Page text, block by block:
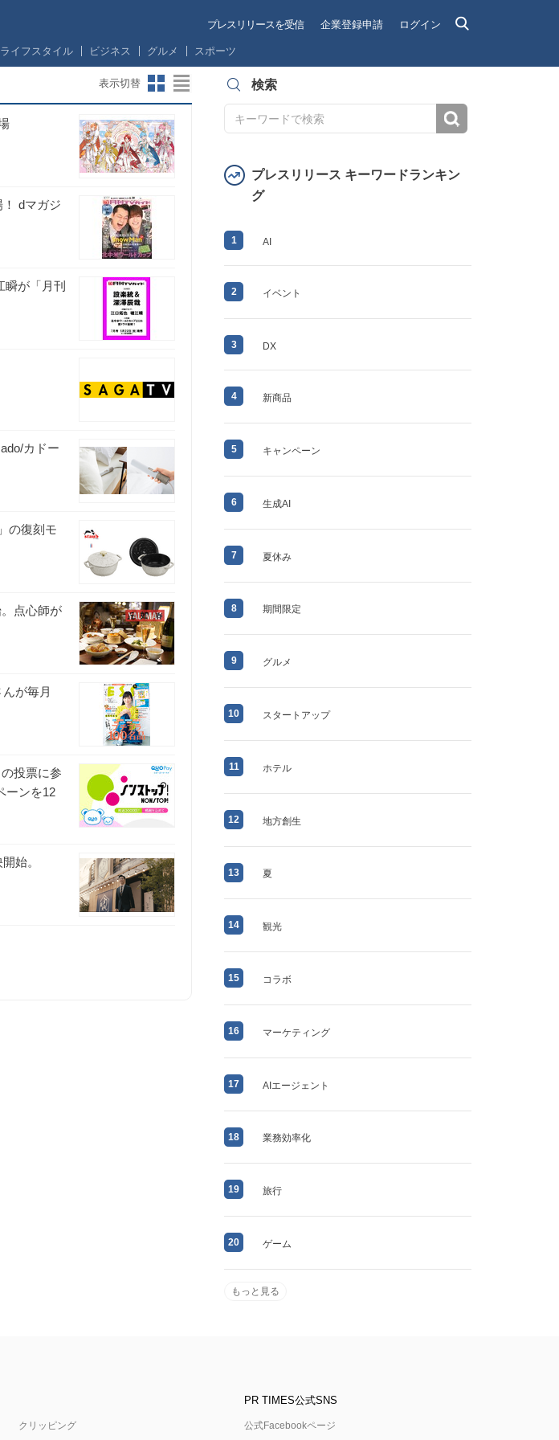
プレスリリースを受信 企業登録申請 ログイン
ライフスタイル ビジネス グルメ スポーツ
表示切替
dマガジ
が「月刊
カドー
の復刻モ
点心師が
が毎月
投票に参
ーンを12
始。
検索
プレスリリース キーワードランキン
グ
1 AI
2 イベント
3 DX
4 新商品
5 キャンペーン
6 生成AI
7 夏休み
8 期間限定
9 グルメ
10 スタートアップ
11 ホテル
12 地方創生
13 夏
14 観光
15 コラボ
16 マーケティング
17 AIエージェント
18 業務効率化
19 旅行
20 ゲーム
もっと見る
クリッピング
PR TIMES公式SNS
公式Facebookページ